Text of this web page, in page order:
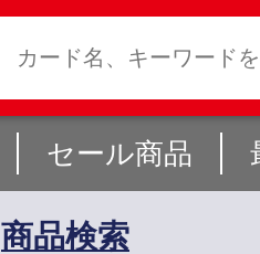
セール商品
商品検索